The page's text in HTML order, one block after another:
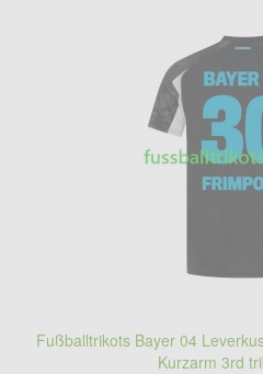
Fußballtrikots Bayer 04
Kurzarm 3rd